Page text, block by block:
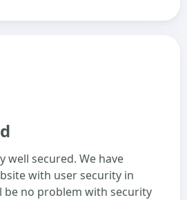
well secured. We have
with user security in
be no problem with security